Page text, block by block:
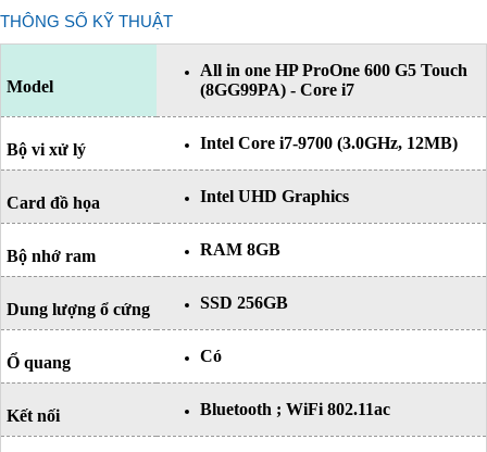
THÔNG SỐ KỸ THUẬT
Model
All in one HP ProOne 600 G5 Touch
(8GG99PA) - Core i7
Bộ vi xử lý Intel Core i7-9700 (3.0GHz, 12MB)
Card đồ họa Intel UHD Graphics
Bộ nhớ ram RAM 8GB
Dung lượng ổ cứng SSD 256GB
Ổ quang Có
Kết nối Bluetooth ; WiFi 802.11ac